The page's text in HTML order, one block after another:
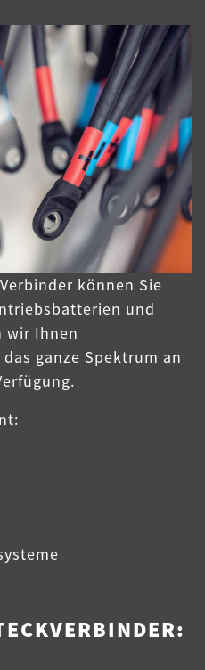
können Sie
und
wir Ihnen
ganze Spektrum an